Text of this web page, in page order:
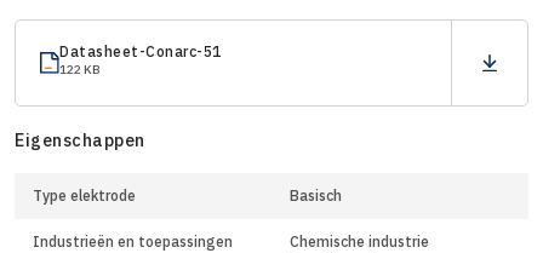
Datasheet-Conarc-51
122 KB
Eigenschappen
Type elektrode Basisch
Industrieën en toepassingen
Chemische industrie